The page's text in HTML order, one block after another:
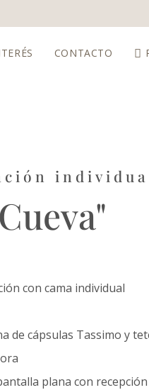
CONTACTO
con cama individual
de cápsulas Tassimo y
plana con